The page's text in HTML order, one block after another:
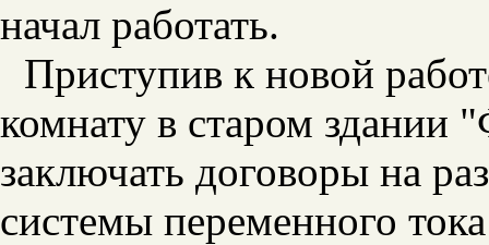
начал работать.
Приступив к новой
комнату в старом здании
заключать договоры на
системы переменного